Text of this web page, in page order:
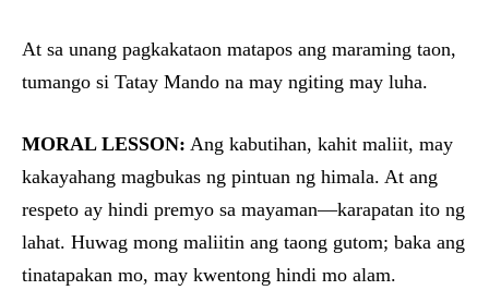
At sa unang pagkakataon matapos ang maraming taon,
tumango si Tatay Mando na may ngiting may luha.
MORAL LESSON: Ang kabutihan, kahit maliit, may
kakayahang magbukas ng pintuan ng himala. At ang
respeto ay hindi premyo sa mayaman—karapatan ito ng
lahat. Huwag mong maliitin ang taong gutom; baka ang
tinatapakan mo, may kwentong hindi mo alam.